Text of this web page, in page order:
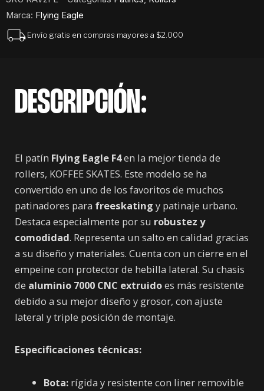
Marca: Flying Eagle
Envío gratis en compras mayores a $2.000
DESCRIPCIÓN:
El patín Flying Eagle F4en la mejor tienda de
rollers, KOFFEE SKATES. Este modelo se ha
convertido en uno de los favoritos de muchos
patinadores para freeskating y patinaje urbano.
Destaca especialmente por su robustez y
comodidad. Representa un salto en calidad gracias
a su diseño y materiales. Cuenta con un cierre en el
empeine con protector de hebilla lateral. Su chasis
de aluminio 7000 CNC extruidoes más resistente
debido a su mejor diseño y grosor, con ajuste
lateral y triple posición de montaje.
Especificaciones técnicas:
Bota: rígida y resistente con liner removible